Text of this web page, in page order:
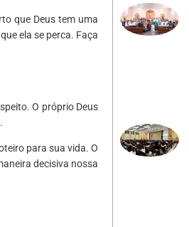
que Deus tem uma
ela se perca. Faça
O próprio Deus
para sua vida. O
decisiva nossa